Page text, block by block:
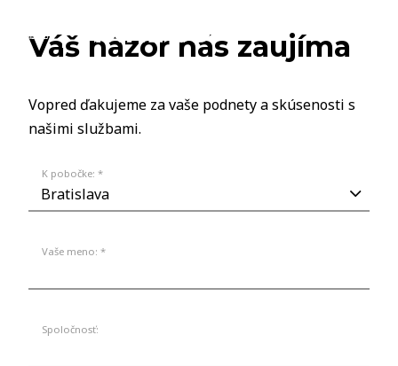
Váš názor nás zaujíma
Vopred ďakujeme za vaše podnety a skúsenosti s
našimi službami.
K pobočke: *
Vaše meno: *
Spoločnosť: